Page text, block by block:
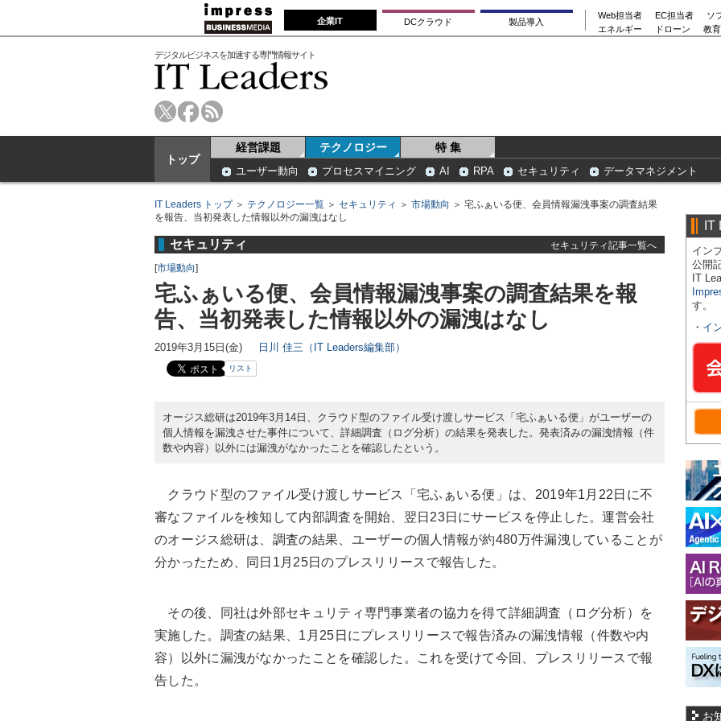
企業IT DCクラウド 製品導入
Web担当者 EC担当者
ソ
エネルギー
ドローン 教
デジタルビジネスを加速する専門情報サイト
トップ
経営課題 テクノロジー 特 集
ユーザー動向 プロセスマイニング AI RPA セキュリティ データマネジメント
IT Leaders トップ＞ テクノロジー一覧 ＞ セキュリティ ＞ 市場動向 ＞ 宅ふぁいる便、会員情報漏洩事案の調査結果
を報告、当初発表した情報以外の漏洩はなし
セキュリティ
セキュリティ記事一覧へ
[市場動向]
宅ふぁいる便、会員情報漏洩事案の調査結果を報
告、当初発表した情報以外の漏洩はなし
2019年3月15日(金) 日川 佳三（IT Leaders編集部）
リスト
オージス総研は2019年3月14日、クラウド型のファイル受け渡しサービス「宅ふぁいる便」がユーザーの
個人情報を漏洩させた事件について、詳細調査（ログ分析）の結果を発表した。発表済みの漏洩情報（件
数や内容）以外には漏洩がなかったことを確認したという。
クラウド型のファイル受け渡しサービス「宅ふぁいる便」は、2019年1月22日に不
審なファイルを検知して内部調査を開始、翌日23日にサービスを停止した。運営会社
のオージス総研は、調査の結果、ユーザーの個人情報が約480万件漏洩していることが
分かったため、同日1月25日のプレスリリースで報告した。
その後、同社は外部セキュリティ専門事業者の協力を得て詳細調査（ログ分析）を
実施した。調査の結果、1月25日にプレスリリースで報告済みの漏洩情報（件数や内
容）以外に漏洩がなかったことを確認した。これを受けて今回、プレスリリースで報
告した。
IT
イン
公開
IT
す。
・ イ
お